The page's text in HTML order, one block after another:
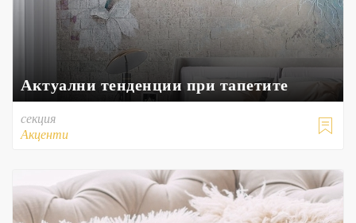
Актуални тенденции при тапетите

секция
Акценти